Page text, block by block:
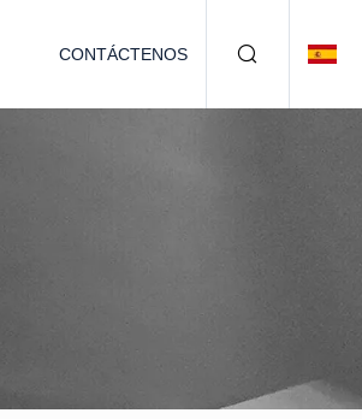
CONTÁCTENOS